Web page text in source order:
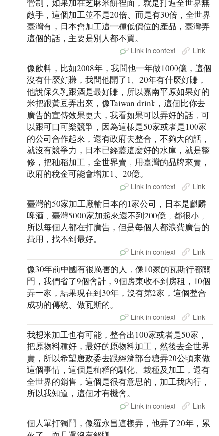
管制，如果加在芝麻米餅裡面，就是打遍全世界無
敵手，這個加工並不是20倍、而是有30倍，全世界
臺灣有，日本會加工這一種低價位的產品，臺灣弄
這個的話，主要是別人都不買。
Link in context Link
像飲料，比如2008年，我問他一年做1000億，這個
沒有什麼好賺，我問他開了1、20年有什麼好賺，
他說保久乳跟酒是最好賺，所以嘉南平原如果好的
米把跟黃豆弄出來，像Taiwan drink，這個比你去
廣告的宣傳效果更大，我看如果可以弄好的話，可
以跟可口可樂競爭，因為這樣是50家或者是100家
的公司合作起來，還有政府去整合，不夠大的話，
就沒有競爭力，日本已經蓋這麼好的水庫，就是整
修，把秈稻加工，全世界賣，用臺灣的品牌來賣，
政府的稅金可能會增加1、20億。
Link in context Link
臺灣的50家加工廠輸日本的1家公司，日本是麒麟
啤酒，臺灣5000家加起來還不到200億，都很小，
所以每個人都在打廣告，但是每個人都浪費廣告的
費用，找不到最好。
Link in context Link
像30年前中國有很厲害的人，像10家的瓦斯行都關
門，我們省了9個會計，9個房東收不到房租，10個
弄一家，結果現在到30年，沒有第2家，這個整合
成功的傳統、做瓦斯的。
Link in context Link
我想米加工也有可能，整合出100家或者是50家，
把原物料種好，最好的原物料加工，然後去全世界
賣，所以希望唐政委去跟經濟部台糖弄20公頃來做
這個事情，這個是秈稻的馴化、栽種及加工，還有
全世界的銷售，這個是很有意思的，加工我內行，
所以我知道，這個才有機會。
Link in context Link
個人單打獨鬥，像羅永昌這樣弄，他弄了20年，累